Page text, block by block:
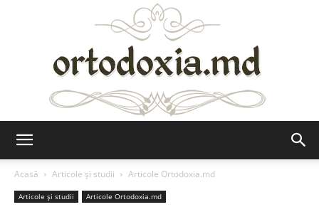
Acasă
Articole şi studii Articole Ortodoxia.md
Articole şi studii Articole Ortodoxia.md